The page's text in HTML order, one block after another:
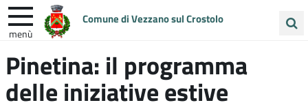
Comune di Vezzano sul Crostolo
menù
nel
sito
ENTRA IN COMUNE
UNIONE COLLINE MATILDICHE
Pinetina: il programma
delle iniziative estive